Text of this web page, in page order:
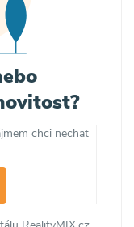
chci nechat